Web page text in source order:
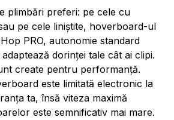
plimbări preferi: pe cele cu
pe cele liniștite, hoverboard-ul
PRO, autonomie standard
dorinței tale cât ai clipi.
create pentru performanță.
este limitată electronic la
ta, însă viteza maximă
este semnificativ mai mare.